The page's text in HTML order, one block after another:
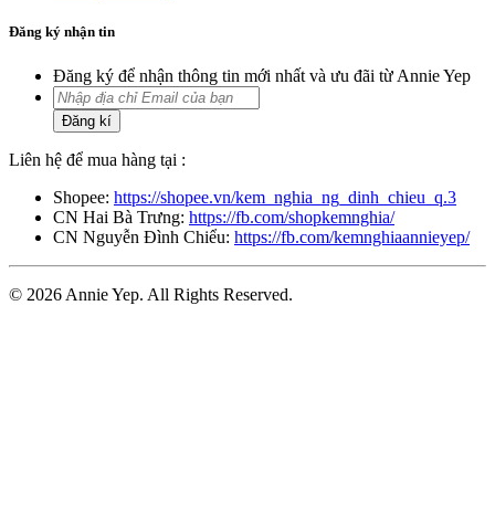
Đăng ký nhận tin
Đăng ký để nhận thông tin mới nhất và ưu đãi từ Annie Yep
Đăng kí
Liên hệ để mua hàng tại :
Shopee: https://shopee.vn/kem_nghia_ng_dinh_chieu_q.3
CN Hai Bà Trưng: https://fb.com/shopkemnghia/
CN Nguyễn Đình Chiểu: https://fb.com/kemnghiaannieyep/
© 2026 Annie Yep. All Rights Reserved.